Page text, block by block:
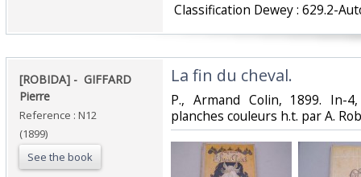
Classification Dewey : 629.2-
‎[ROBIDA] - ‎ ‎GIFFARD
Pierre‎
Reference : N12
(1899)
See the book
‎La fin du cheval.‎
‎P., Armand Colin, 1899.
planches couleurs h.t. par A.